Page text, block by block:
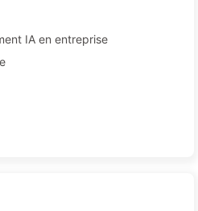
IA en entreprise